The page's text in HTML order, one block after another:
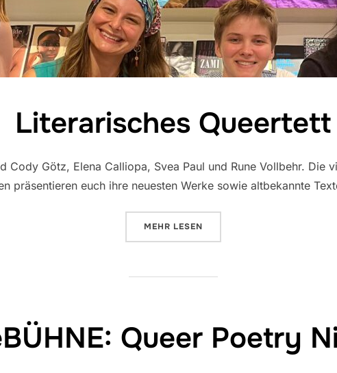
Literarisches Queertett
Cody Götz, Elena Calliopa, Svea Paul und Rune Vollbehr. Die
präsentieren euch ihre neuesten Werke sowie altbekannte
MEHR ÜBER „LITERARISCHES QUEERTETT“
LESEN
Queer Poetry